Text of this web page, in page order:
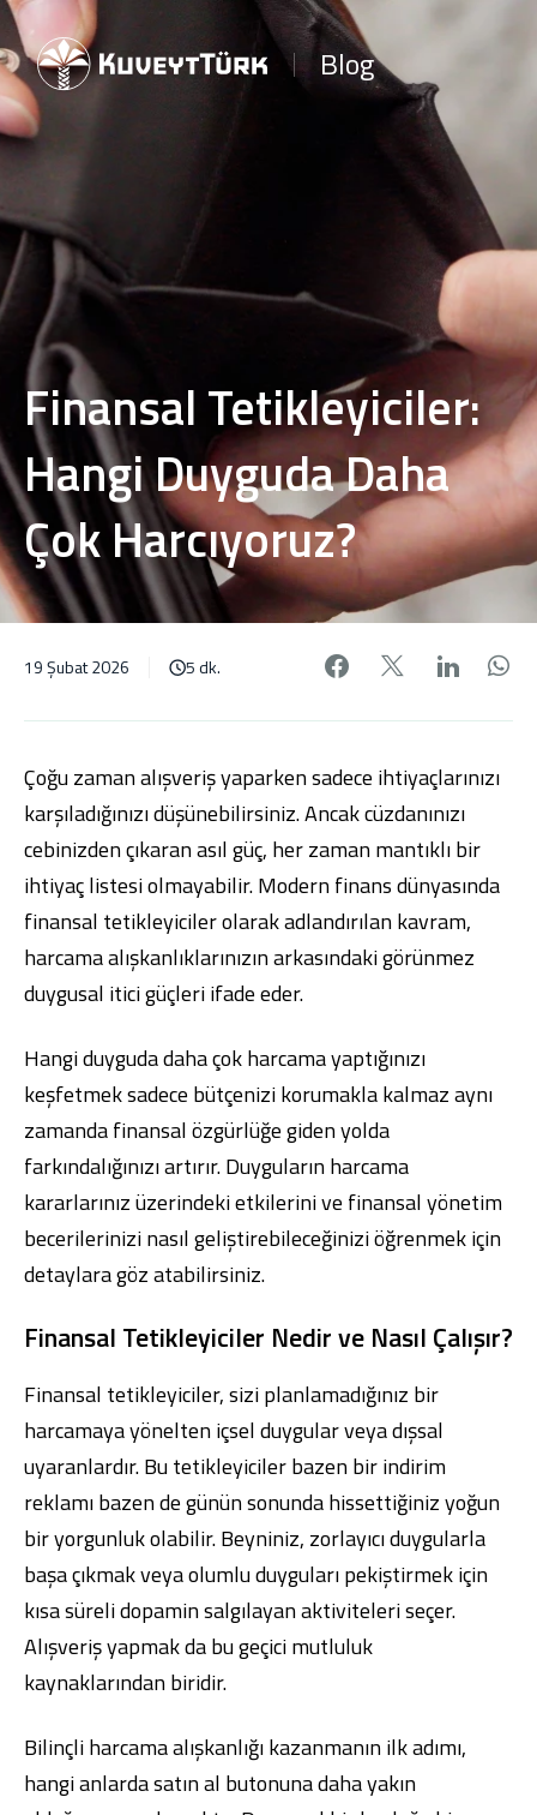
Blog
Finansal Tetikleyiciler:
Hangi Duyguda Daha
Çok Harcıyoruz?
19 Şubat 2026 5 dk. Facebook'da
X'de
Çoğu zaman alışveriş yaparken sadece ihtiyaçlarınızı
karşıladığınızı düşünebilirsiniz. Ancak cüzdanınızı
cebinizden çıkaran asıl güç, her zaman mantıklı bir
ihtiyaç listesi olmayabilir. Modern finans dünyasında
finansal tetikleyiciler olarak adlandırılan kavram,
harcama alışkanlıklarınızın arkasındaki görünmez
duygusal itici güçleri ifade eder.
Hangi duyguda daha çok harcama yaptığınızı
keşfetmek sadece bütçenizi korumakla kalmaz aynı
zamanda finansal özgürlüğe giden yolda
farkındalığınızı artırır. Duyguların harcama
kararlarınız üzerindeki etkilerini ve finansal yönetim
becerilerinizi nasıl geliştirebileceğinizi öğrenmek için
detaylara göz atabilirsiniz.
Finansal Tetikleyiciler Nedir ve Nasıl Çalışır?
Finansal tetikleyiciler, sizi planlamadığınız bir
harcamaya yönelten içsel duygular veya dışsal
uyaranlardır. Bu tetikleyiciler bazen bir indirim
reklamı bazen de günün sonunda hissettiğiniz yoğun
bir yorgunluk olabilir. Beyniniz, zorlayıcı duygularla
başa çıkmak veya olumlu duyguları pekiştirmek için
kısa süreli dopamin salgılayan aktiviteleri seçer.
Alışveriş yapmak da bu geçici mutluluk
kaynaklarından biridir.
Bilinçli harcama alışkanlığı kazanmanın ilk adımı,
hangi anlarda satın al butonuna daha yakın